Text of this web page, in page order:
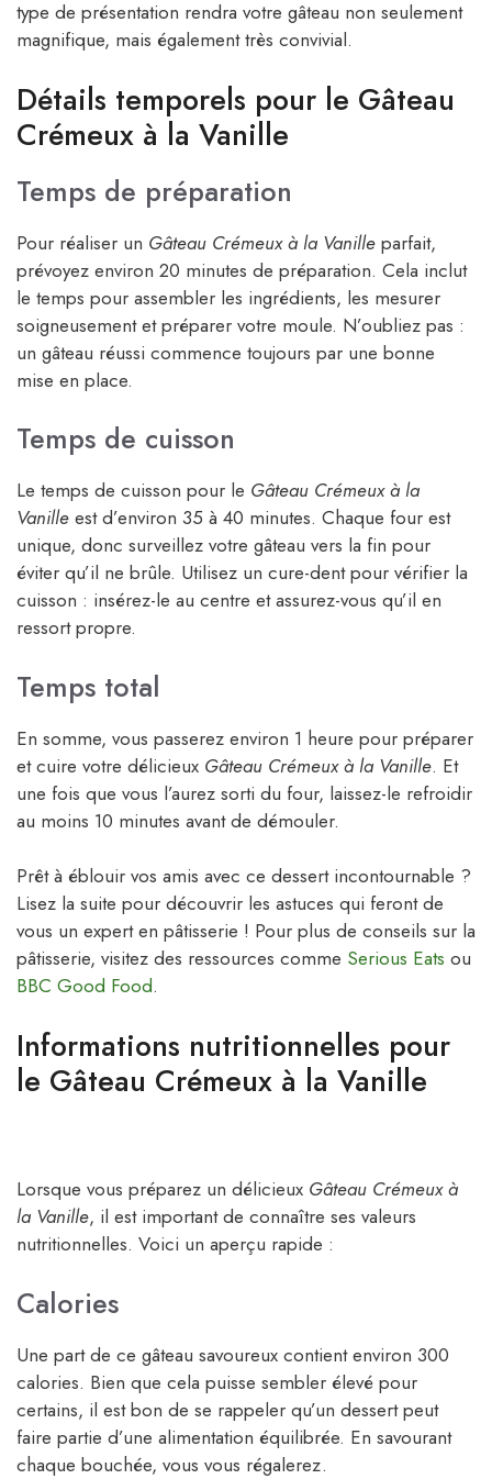
type de présentation rendra votre gâteau non seulement
magnifique, mais également très convivial.
Détails temporels pour le Gâteau
Crémeux à la Vanille
Temps de préparation
Pour réaliser un Gâteau Crémeux à la Vanille parfait,
prévoyez environ 20 minutes de préparation. Cela inclut
le temps pour assembler les ingrédients, les mesurer
soigneusement et préparer votre moule. N’oubliez pas :
un gâteau réussi commence toujours par une bonne
mise en place.
Temps de cuisson
Le temps de cuisson pour le Gâteau Crémeux à la
Vanille est d’environ 35 à 40 minutes. Chaque four est
unique, donc surveillez votre gâteau vers la fin pour
éviter qu’il ne brûle. Utilisez un cure-dent pour vérifier la
cuisson : insérez-le au centre et assurez-vous qu’il en
ressort propre.
Temps total
En somme, vous passerez environ 1 heure pour préparer
et cuire votre délicieux Gâteau Crémeux à la Vanille. Et
une fois que vous l’aurez sorti du four, laissez-le refroidir
au moins 10 minutes avant de démouler.
Prêt à éblouir vos amis avec ce dessert incontournable ?
Lisez la suite pour découvrir les astuces qui feront de
vous un expert en pâtisserie ! Pour plus de conseils sur la
pâtisserie, visitez des ressources comme Serious Eats ou
BBC Good Food.
Informations nutritionnelles pour
le Gâteau Crémeux à la Vanille
Lorsque vous préparez un délicieux Gâteau Crémeux à
la Vanille, il est important de connaître ses valeurs
nutritionnelles. Voici un aperçu rapide :
Calories
Une part de ce gâteau savoureux contient environ 300
calories. Bien que cela puisse sembler élevé pour
certains, il est bon de se rappeler qu’un dessert peut
faire partie d’une alimentation équilibrée. En savourant
chaque bouchée, vous vous régalerez.